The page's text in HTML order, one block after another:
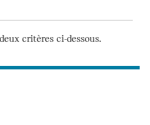
critères ci-dessous.